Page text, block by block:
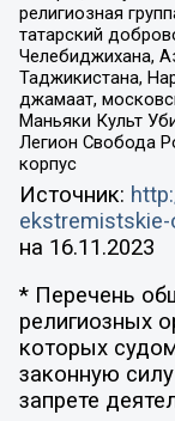
религиозная
татарский
Челебиджихана,
Таджикистана,
джамаат,
Маньяки Культ
Легион Свобода
корпус
Источник:
на 16.11.2023
* Перечень
религиозных
которых
законную
запрете